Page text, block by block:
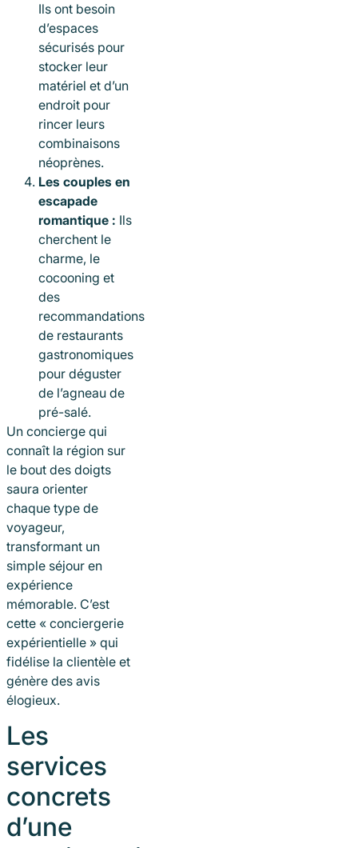
Ils ont besoin
d’espaces
sécurisés pour
stocker leur
matériel et d’un
endroit pour
rincer leurs
combinaisons
néoprènes.
Les couples en
escapade
romantique : Ils
cherchent le
charme, le
cocooning et
des
recommandations
de restaurants
gastronomiques
pour déguster
de l’agneau de
pré-salé.
Un concierge qui
connaît la région sur
le bout des doigts
saura orienter
chaque type de
voyageur,
transformant un
simple séjour en
expérience
mémorable. C’est
cette « conciergerie
expérientielle » qui
fidélise la clientèle et
génère des avis
élogieux.
Les
services
concrets
d’une